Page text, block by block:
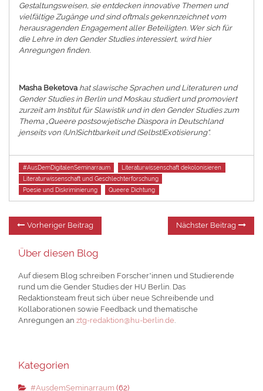
Gestaltungsweisen, sie entdecken innovative Themen und
vielfältige Zugänge und sind oftmals gekennzeichnet vom
herausragenden Engagement aller Beteiligten. Wer sich für
die Lehre in den Gender Studies interessiert, wird hier
Anregungen finden.
Masha Beketova hat slawische Sprachen und Literaturen und
Gender Studies in Berlin und Moskau studiert und promoviert
zurzeit am Institut für Slawistik und in den Gender Studies zum
Thema „Queere postsowjetische Diaspora in Deutschland
jenseits von (Un)Sichtbarkeit und (Selbst)Exotisierung“.
Tags
#AusDemDigitalenSeminarraum
Literaturwissenschaft dekolonisieren
Literaturwissenschaft und Geschlechterforschung
Poesie und Diskriminierung
Queere Dichtung
Beitragsnavigation
Vorheriger Beitrag Nächster Beitrag
Über diesen Blog
Auf diesem Blog schreiben Forscher*innen und Studierende
rund um die Gender Studies der HU Berlin. Das
Redaktionsteam freut sich über neue Schreibende und
Kollaborationen sowie Feedback und thematische
Anregungen anztg-redaktion@hu-berlin.de
Kategorien
#AusdemSeminarraum (62)